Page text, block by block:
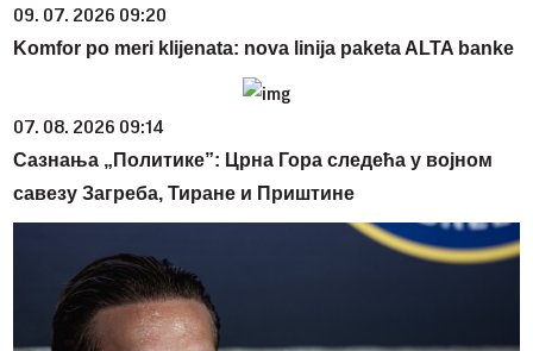
09. 07. 2026 09:20
Komfor po meri klijenata: nova linija paketa ALTA banke
07. 08. 2026 09:14
Сазнања „Политике”: Црна Гора следећа у војном
савезу Загреба, Тиране и Приштине